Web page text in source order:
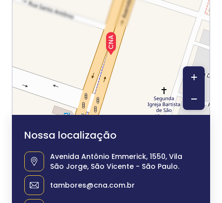
Nossa localização
Avenida Antônio Emmerick, 1550, Vila
São Jorge, São Vicente - São Paulo.
tambores@cna.com.br
+
−